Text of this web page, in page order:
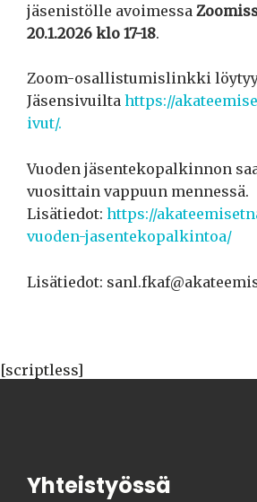
jäsenistölle avoimessa
20.1.2026 klo 17-18.
Zoom-osallistumislinkki
Jäsensivuilta https://
ivut/.
Vuoden jäsentekopalkinnon
vuosittain vappuun mennessä.
Lisätiedot: https://
vuoden-jasentekopalkintoa/
Lisätiedot:
[scriptless]
Yhteistyössä